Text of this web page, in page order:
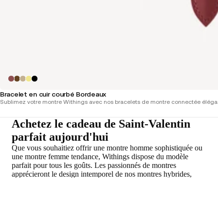
Bracelet en cuir courbé Bordeaux
Sublimez votre montre Withings avec nos bracelets de montre connectée
Achetez le cadeau de Saint-Valentin
parfait aujourd'hui
Que vous souhaitiez offrir une montre homme sophistiquée ou
une montre femme tendance, Withings dispose du modèle
parfait pour tous les goûts. Les passionnés de montres
apprécieront le design intemporel de nos montres hybrides,